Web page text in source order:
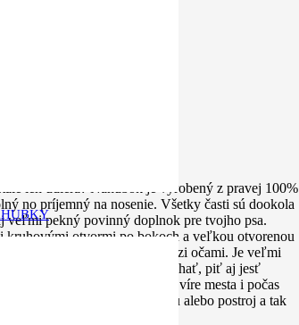
len udiera? Náhubok je vyrobený z pravej 100%
no príjemný na nosenie. Všetky časti sú dookola
veľmi pekný povinný doplnok pre tvojho psa.
kruhovými otvormi po bokoch a veľkou otvorenou
proti stiahnutiu z hlavy medzi očami. Je veľmi
môže počas nosenia voľne dýchať, piť aj jesť
v hromadnej doprave, vo víre mesta i počas
na mieru aj obojok, vôdzku alebo postroj a tak
SLOVENSKU